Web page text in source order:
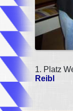
1. Platz
Reibl